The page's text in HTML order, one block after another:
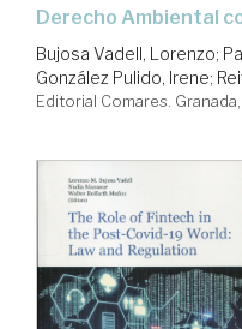
Derecho Ambiental
Bujosa Vadell, Lorenzo;
González Pulido, Irene;
Editorial Comares.